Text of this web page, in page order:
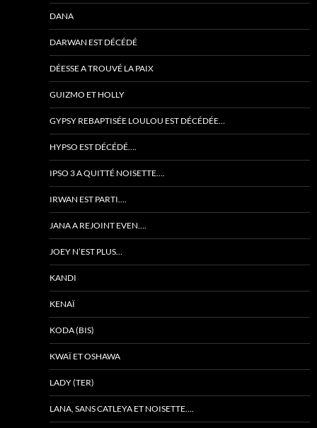
DANA
DARWAN EST DÉCÉDÉ
DÉESSE A TROUVÉ LA PAIX
GUIZMO ET HOLLY
GYPSY REBAPTISÉE LOULOU EST DÉCÉDÉE…
HYPSO EST DÉCÉDÉ….
IPSO 3 A QUITTÉ NOISETTE….
IRWAN EST PARTI….
JANA A REJOINT EVEN….
JOEY N’EST PLUS…
KANDI
KENAÏ
KODA (BIS)
KWAÏ ET OSHAWA
LADY (TER)
LANA, SANS CATLEYA ET NOISETTE….